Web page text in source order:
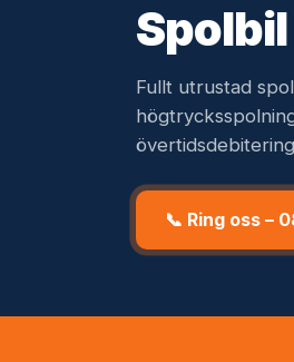
Spolbil
Fullt utrustad
📞 Ring oss –